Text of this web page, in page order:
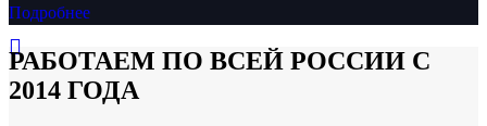
Подробнее
РАБОТАЕМ ПО ВСЕЙ РОССИИ С
2014 ГОДА